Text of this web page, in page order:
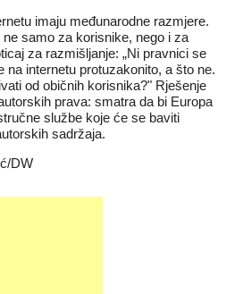
imaju međunarodne razmjere.
samo za korisnike, nego i za
za razmišljanje: „Ni pravnici se
na internetu protuzakonito, a što ne.
od običnih korisnika?" Rješenje
prava: smatra da bi Europa
službe koje će se baviti
sadržaja.
DW